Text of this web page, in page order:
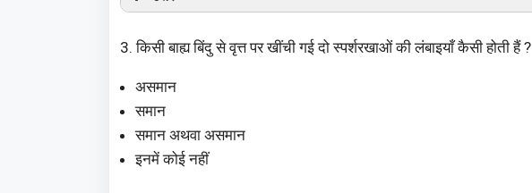
3. किसी बाह्य बिंदु से वृत्त पर खींची गई दो स्पर्शरखाओं की लंबाइयाँ कैसी होती हैं ?
असमान
समान
समान अथवा असमान
इनमें कोई नहीं